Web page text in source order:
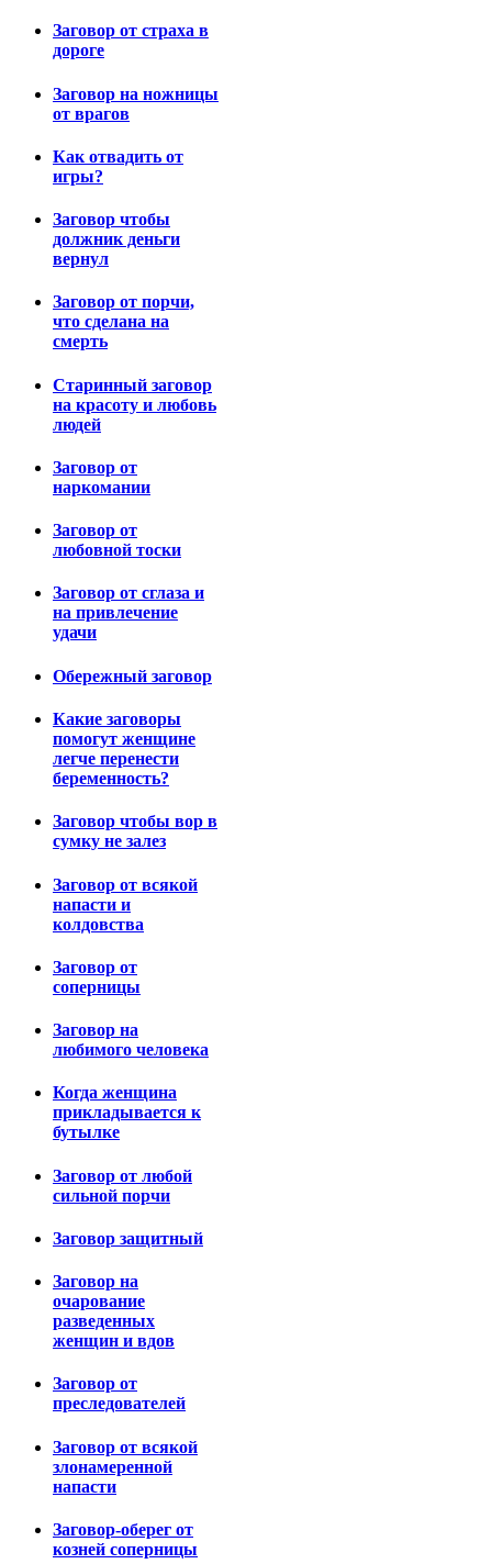
Заговор от страха в
дороге
Заговор на ножницы
от врагов
Как отвадить от
игры?
Заговор чтобы
должник деньги
вернул
Заговор от порчи,
что сделана на
смерть
Старинный заговор
на красоту и любовь
людей
Заговор от
наркомании
Заговор от
любовной тоски
Заговор от сглаза и
на привлечение
удачи
Обережный заговор
Какие заговоры
помогут женщине
легче перенести
беременность?
Заговор чтобы вор в
сумку не залез
Заговор от всякой
напасти и
колдовства
Заговор от
соперницы
Заговор на
любимого человека
Когда женщина
прикладывается к
бутылке
Заговор от любой
сильной порчи
Заговор защитный
Заговор на
очарование
разведенных
женщин и вдов
Заговор от
преследователей
Заговор от всякой
злонамеренной
напасти
Заговор-оберег от
козней соперницы